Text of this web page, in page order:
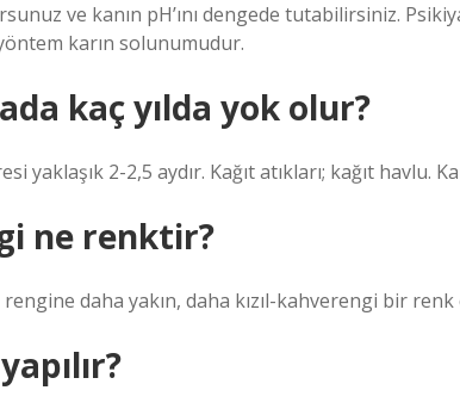
ve kanın pH’ını dengede tutabilirsiniz.
karın solunumudur.
kaç yılda yok olur?
yaklaşık 2-2,5 aydır. Kağıt atıkları; kağıt havlu.
ne renktir?
daha yakın, daha kızıl-kahverengi bir